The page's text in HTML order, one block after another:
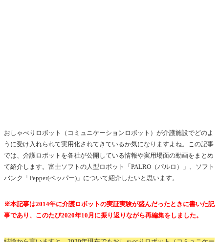
おしゃべりロボット（コミュニケーションロボット）が介護施設でどのよ
うに受け入れられて実用化されてきているか気になりますよね。この記事
では、介護ロボットを各社が公開している情報や実用場面の動画をまとめ
て紹介します。富士ソフトの人型ロボット「PALRO（パルロ）」、ソフト
バンク「Pepper(ペッパー)」について紹介したいと思います。
※本記事は2014年に介護ロボットの実証実験が盛んだったときに書いた記
事であり、このたび2020年10月に振り返りながら再編集をしました。